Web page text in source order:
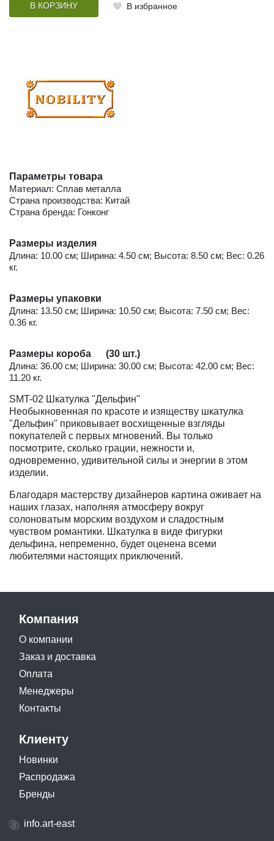
В КОРЗИНУ В избранное
Параметры товара
Материал: Сплав металла
Страна производства: Китай
Страна бренда: Гонконг
Размеры изделия
Длина: 10.00 см; Ширина: 4.50 см; Высота: 8.50 см; Вес: 0.26
кг.
Размеры упаковки
Длина: 13.50 см; Ширина: 10.50 см; Высота: 7.50 см; Вес:
0.36 кг.
Размеры короба (30 шт.)
Длина: 36.00 см; Ширина: 30.00 см; Высота: 42.00 см; Вес:
11.20 кг.
SMT-02 Шкатулка ''Дельфин''
Необыкновенная по красоте и изяществу шкатулка
"Дельфин" приковывает восхищенные взгляды
покупателей с первых мгновений. Вы только
посмотрите, сколько грации, нежности и,
одновременно, удивительной силы и энергии в этом
изделии.
Благодаря мастерству дизайнеров картина оживает на
наших глазах, наполняя атмосферу вокруг
солоноватым морским воздухом и сладостным
чувством романтики. Шкатулка в виде фигурки
дельфина, непременно, будет оценена всеми
любителями настоящих приключений.
Компания
О компании
Заказ и доставка
Оплата
Менеджеры
Контакты
Клиенту
Новинки
Распродажа
Бренды
info.art-east